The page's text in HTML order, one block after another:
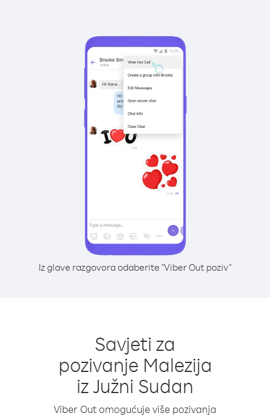
Iz glave razgovora odaberite "Viber Out poziv"
Savjeti za
pozivanje Malezija
iz Južni Sudan
Viber Out omogućuje više pozivanja